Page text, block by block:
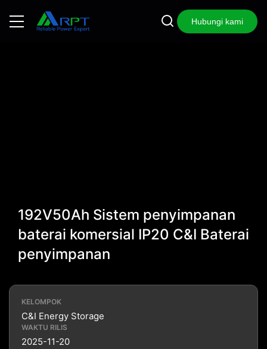
Hubungi kami
192V50Ah Sistem penyimpanan
baterai komersial IP20 C&I Baterai
penyimpanan
KELOMPOK
C&I Energy Storage
WAKTU RILIS
2025-11-20